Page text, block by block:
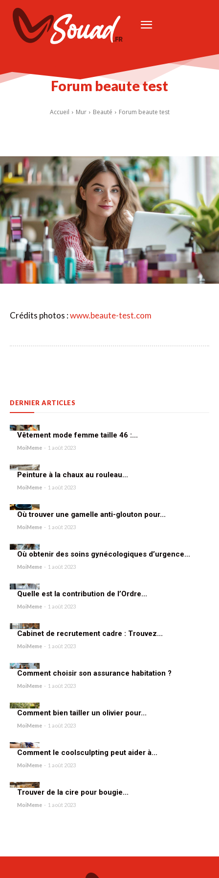
Forum beaute test
Accueil Mur Beauté Forum beaute test
Crédits photos :www.beaute-test.com
DERNIER ARTICLES
Vêtement mode femme taille 46 :...
MoiMeme - 1 août 2023
Peinture à la chaux au rouleau...
MoiMeme - 1 août 2023
Où trouver une gamelle anti-glouton pour...
MoiMeme - 1 août 2023
Où obtenir des soins gynécologiques d’urgence...
MoiMeme - 1 août 2023
Quelle est la contribution de l’Ordre...
MoiMeme - 1 août 2023
Cabinet de recrutement cadre : Trouvez...
MoiMeme - 1 août 2023
Comment choisir son assurance habitation ?
MoiMeme - 1 août 2023
Comment bien tailler un olivier pour...
MoiMeme - 1 août 2023
Comment le coolsculpting peut aider à...
MoiMeme - 1 août 2023
Trouver de la cire pour bougie...
MoiMeme - 1 août 2023